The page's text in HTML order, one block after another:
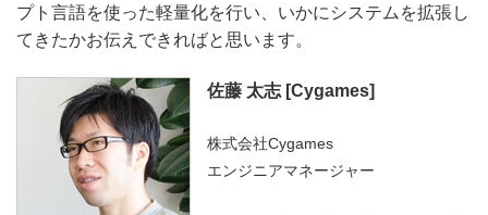
プト言語を使った軽量化を行い、いかにシステムを拡張し
てきたかお伝えできればと思います。
佐藤 太志 [Cygames]
株式会社Cygames
エンジニアマネージャー